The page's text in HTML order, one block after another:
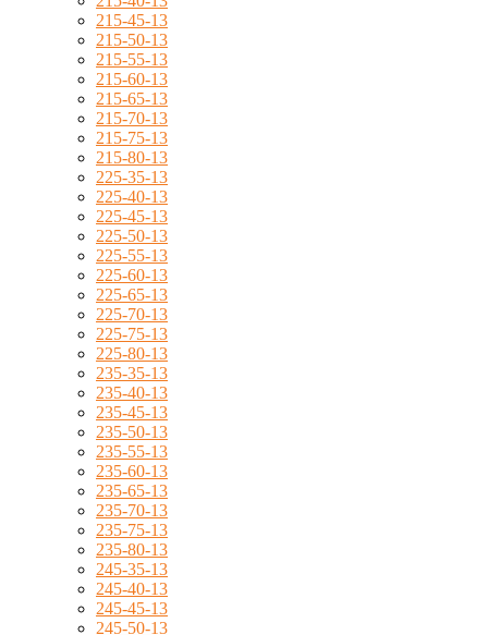
215-45-13
215-50-13
215-55-13
215-60-13
215-65-13
215-70-13
215-75-13
215-80-13
225-35-13
225-40-13
225-45-13
225-50-13
225-55-13
225-60-13
225-65-13
225-70-13
225-75-13
225-80-13
235-35-13
235-40-13
235-45-13
235-50-13
235-55-13
235-60-13
235-65-13
235-70-13
235-75-13
235-80-13
245-35-13
245-40-13
245-45-13
245-50-13